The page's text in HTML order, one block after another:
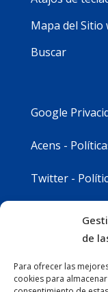
de
Para ofrecer las
cookies para
Mapa del Sitio
Buscar
Google
Acens -
Twitter -
Instagram -